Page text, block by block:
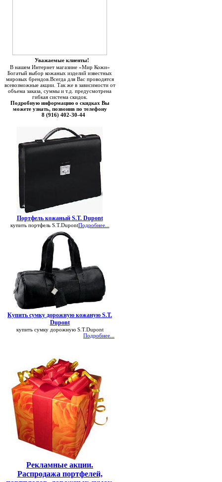
Уважаемые клиенты!
В нашем Интернет магазине «Мир Кожи»
Богатый выбор кожаных изделий известных
мировых брендов.Всегда для Вас проводятся
всевозможные акции. Так же в зависимости от
объема заказа, суммы и т.д. предусмотрена
гибкая система скидок.
Подробную информацию о скидках Вы
можете узнать, позвонив по телефону
8 (916) 402-30-44
Портфель кожаный S.T. Dupont
купить портфель S.T.DupontПодробнее...
Купить сумку дорожную кожаную S.T.
Dupont
купить сумку дорожную S.T.Dupont
Подробнее...
Рекламные акции.
Распродажа портфелей,